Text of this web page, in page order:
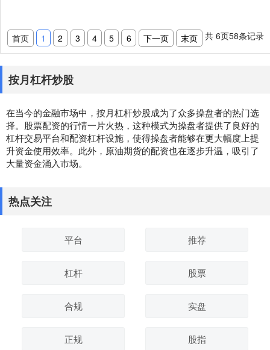
首页 1 2 3 4 5 6 下一页 末页 共6页58条记录
按月杠杆炒股
在当今的金融市场中，按月杠杆炒股成为了众多操盘者的热门选
择。股票配资的行情一片火热，这种模式为操盘者提供了良好的
杠杆交易平台和配资杠杆设施，使得操盘者能够在更大幅度上提
升资金使用效率。此外，原油期货的配资也在逐步升温，吸引了
大量资金涌入市场。
热点关注
平台 推荐
杠杆 股票
合规 实盘
正规 股指